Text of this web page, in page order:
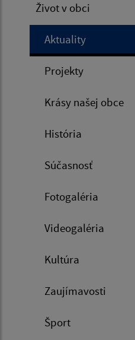
Život v obci
Aktuality
Projekty
Krásy našej obce
História
Súčasnosť
Fotogaléria
Videogaléria
Kultúra
Zaujímavosti
Šport